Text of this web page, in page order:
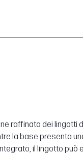
raffinata dei lingotti
la base presenta
il lingotto può